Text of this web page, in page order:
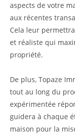
aspects de votre
aux récentes
Cela leur
et réaliste qui
propriété.
De plus, Topaze
tout au long du
expérimentée
guidera à chaque
maison pour la